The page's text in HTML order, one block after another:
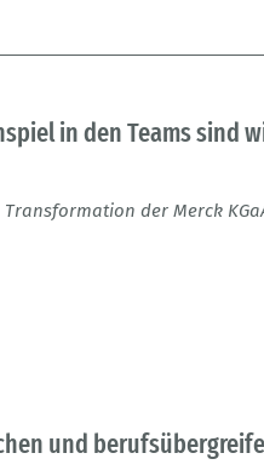
in den Teams sind
der Merck
und